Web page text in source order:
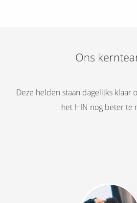
Ons
Deze helden staan dagelijks klaar
het HIN nog beter te